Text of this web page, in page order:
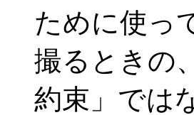
ために使っ
撮るときの
約束」では